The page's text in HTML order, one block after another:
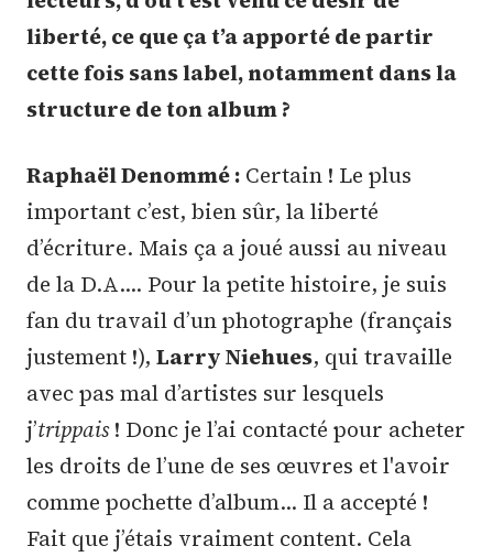
liberté, ce que ça t’a apporté de partir
cette fois sans label, notamment dans la
structure de ton album ?
Raphaël Denommé : Certain ! Le plus
important c’est, bien sûr, la liberté
d’écriture. Mais ça a joué aussi au niveau
de la D.A.… Pour la petite histoire, je suis
fan du travail d’un photographe (français
justement !), Larry Niehues, qui travaille
avec pas mal d’artistes sur lesquels
j’trippais! Donc je l’ai contacté pour acheter
les droits de l’une de ses œuvres et l'avoir
comme pochette d’album... Il a accepté !
Fait que j’étais vraiment content. Cela